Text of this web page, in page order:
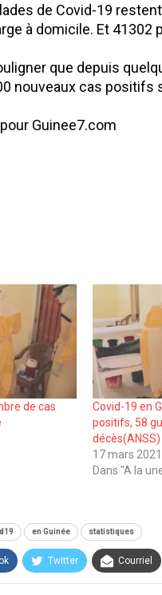
de Covid-19
à domicile. Et
que depuis
nouveaux cas positifs
Guinee7.com
de cas
Covid-19 en
positifs, 58
décès(ANSS)
17 mars 2021
Dans "A la
en Guinée statistiques
Twitter Courriel